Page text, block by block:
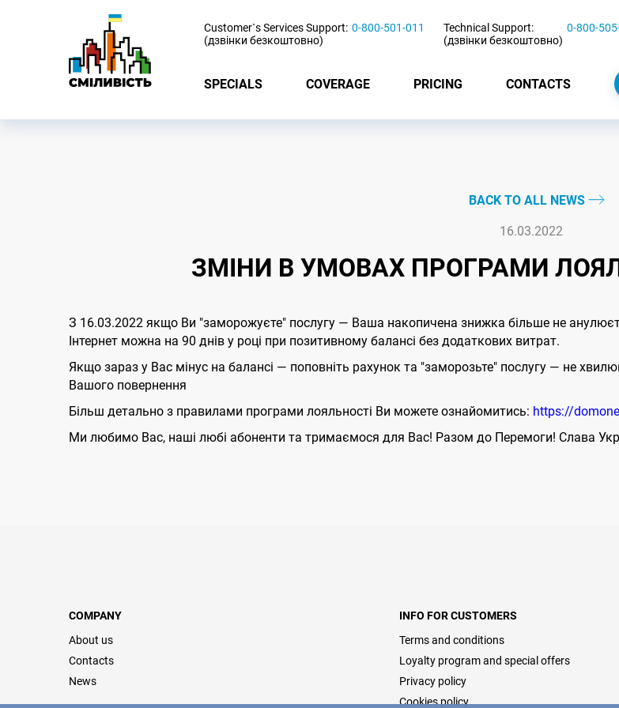
Customer`s Services Support:
(дзвінки безкоштовно)
0-800-501-011
Technical Support:
(дзвінки безкоштовно)
0-800-
SPECIALS COVERAGE PRICING CONTACTS
BACK TO ALL NEWS
16.03.2022
ЗМІНИ В УМОВАХ ПРОГРАМИ
З 16.03.2022 якщо Ви "заморожуєте" послугу — Ваша накопичена знижка більше не
Інтернет можна на 90 днів у році при позитивному балансі без додаткових витрат.
Якщо зараз у Вас мінус на балансі — поповніть рахунок та "заморозьте" послугу — не
Вашого повернення
Більш детально з правилами програми лояльності Ви можете ознайомитись: https://
Ми любимо Вас, наші любі абоненти та тримаємося для Вас! Разом до Перемоги! Слава
COMPANY
About us
Contacts
News
INFO FOR CUSTOMERS
Terms and conditions
Loyalty program and special offers
Privacy policy
Cookies policy